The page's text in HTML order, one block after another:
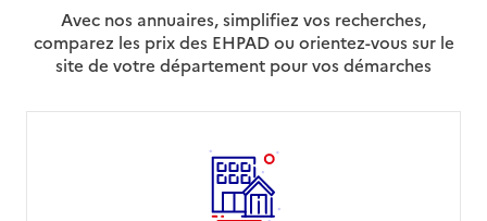
Avec nos annuaires, simplifiez vos recherches,
comparez les prix des EHPAD ou orientez-vous sur le
site de votre département pour vos démarches